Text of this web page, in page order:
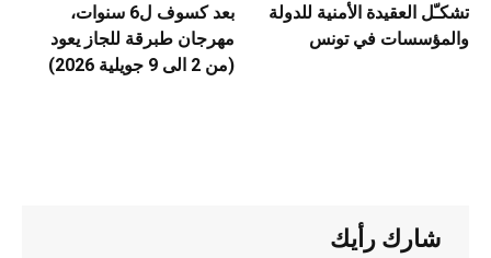
تشكـّل العقيدة الأمنية للدولة
والمؤسسات في تونس
بعد كسوف ل6 سنوات،
مهرجان طبرقة للجاز يعود
(من 2 الى 9 جويلية 2026)
شارك رأيك